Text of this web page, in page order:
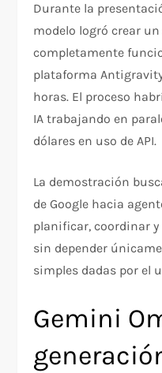
Durante la
modelo logró crear
completamente
plataforma
horas. El proceso
IA trabajando en
dólares en uso de API.
La demostración
de Google hacia
planificar, coordinar
sin depender
simples dadas por el
Gemini